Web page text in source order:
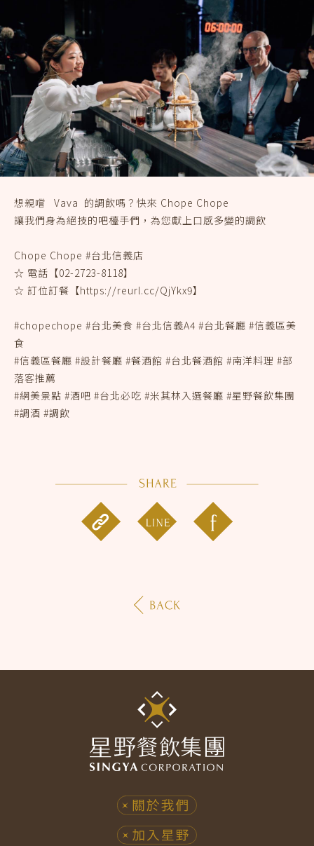
想親嚐 Vava 的調飲嗎？快來 Chope Chope
讓我們身為絕技的吧檯手們，為您獻上口感多變的調飲
Chope Chope #台北信義店
☆ 電話【02-2723-8118】
☆ 訂位訂餐【https://reurl.cc/QjYkx9】
#chopechope #台北美食 #台北信義A4 #台北餐廳 #信義區美
食
#信義區餐廳 #設計餐廳 #餐酒館 #台北餐酒館 #南洋料理 #部
落客推薦
#網美景點 #酒吧 #台北必吃 #米其林入選餐廳 #星野餐飲集團
#調酒 #調飲